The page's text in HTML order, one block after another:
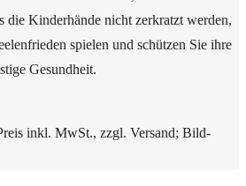
die Kinderhände nicht zerkratzt werden,
spielen und schützen Sie ihre
Gesundheit.
inkl. MwSt., zzgl. Versand; Bild-